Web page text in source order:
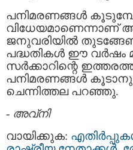
പനിമരണങ്ങള്‍
വിധേയമാണെന്നാണ്
ജനുവരിയില്‍
പദ്ധതികള്‍ ഈ വര്‍ഷം
സര്‍ക്കാറിന്റെ
പനിമരണങ്ങള്‍
ചെന്നിത്തല പറഞ്ഞു.
- അവ്നി
വായിക്കുക: